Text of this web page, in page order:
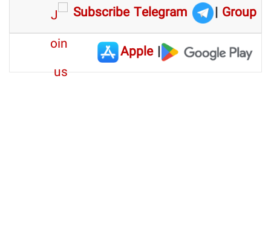
Subscribe Telegram
| Group
|
Apple